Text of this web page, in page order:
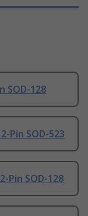
SOD-128
Pin SOD-523
Pin SOD-128